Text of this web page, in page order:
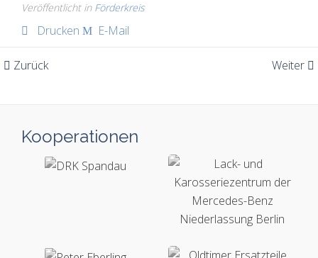
Veröffentlicht in Förderkreis
Drucken E-Mail
Zurück Weiter
Kooperationen